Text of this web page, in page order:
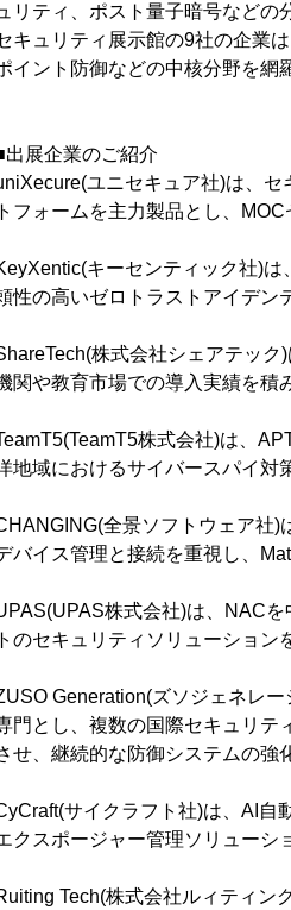
ュリティ、ポスト量子暗号など
キュリティ展示館の9社の企業
イント防御などの中核分野を網
出展企業のご紹介
ユニセキュア社)は、
トフォームを主力製品とし、
キーセンティック社)
性の高いゼロトラストアイデン
株式会社シェアテッ
関や教育市場での導入実績を積
株式会社)は、
地域におけるサイバースパイ対
全景ソフトウェア社)
バイス管理と接続を重視し、
株式会社)は、NAC
トのセキュリティソリューション
Generation(ズソジェネレ
門とし、複数の国際セキュリテ
せ、継続的な防御システムの強
サイクラフト社)は、AI自
クスポージャー管理ソリューシ
Tech(株式会社ルィティン